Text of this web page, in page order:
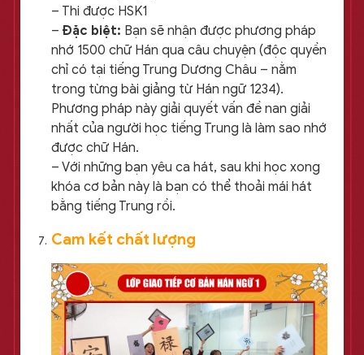
– Thi được HSK1
– Đặc biệt: Bạn sẽ nhận được phương pháp
nhớ 1500 chữ Hán qua câu chuyện (độc quyền
chỉ có tại tiếng Trung Dương Châu – nằm
trong từng bài giảng từ Hán ngữ 1234).
Phương pháp này giải quyết vấn đề nan giải
nhất của người học tiếng Trung là làm sao nhớ
được chữ Hán.
– Với những bạn yêu ca hát, sau khi học xong
khóa cơ bản này là bạn có thể thoải mái hát
bằng tiếng Trung rồi.
Cam kết chất lượng